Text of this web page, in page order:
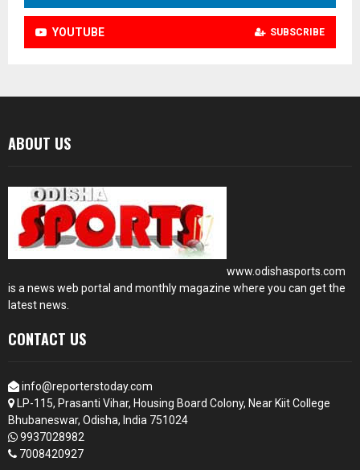
YOUTUBE SUBSCRIBE
ABOUT US
www.odishasports.com
is a news web portal and monthly magazine where you can get the
latest news.
CONTACT US
info@reporterstoday.com
LP-115, Prasanti Vihar, Housing Board Colony, Near Kiit College
Bhubaneswar, Odisha, India 751024
9937028982
7008420927